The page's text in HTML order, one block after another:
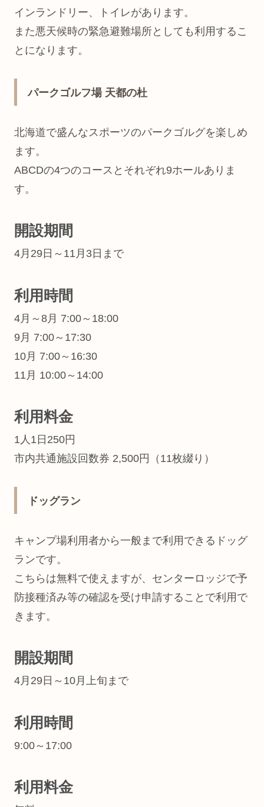
インランドリー、トイレがあります。
また悪天候時の緊急避難場所としても利用するこ
とになります。
パークゴルフ場 天都の杜
北海道で盛んなスポーツのパークゴルグを楽しめ
ます。
ABCDの4つのコースとそれぞれ9ホールありま
す。
開設期間
4月29日～11月3日まで
利用時間
4月～8月 7:00～18:00
9月 7:00～17:30
10月 7:00～16:30
11月 10:00～14:00
利用料金
1人1日250円
市内共通施設回数券 2,500円（11枚綴り）
ドッグラン
キャンプ場利用者から一般まで利用できるドッグ
ランです。
こちらは無料で使えますが、センターロッジで予
防接種済み等の確認を受け申請することで利用で
きます。
開設期間
4月29日～10月上旬まで
利用時間
9:00～17:00
利用料金